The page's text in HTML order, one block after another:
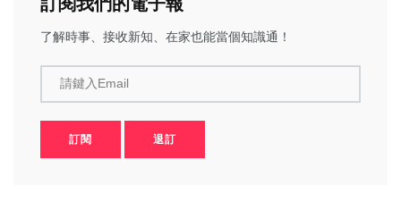
了解時事、接收新知、在家也能當個知識通！
請鍵入Email
訂閱 退訂